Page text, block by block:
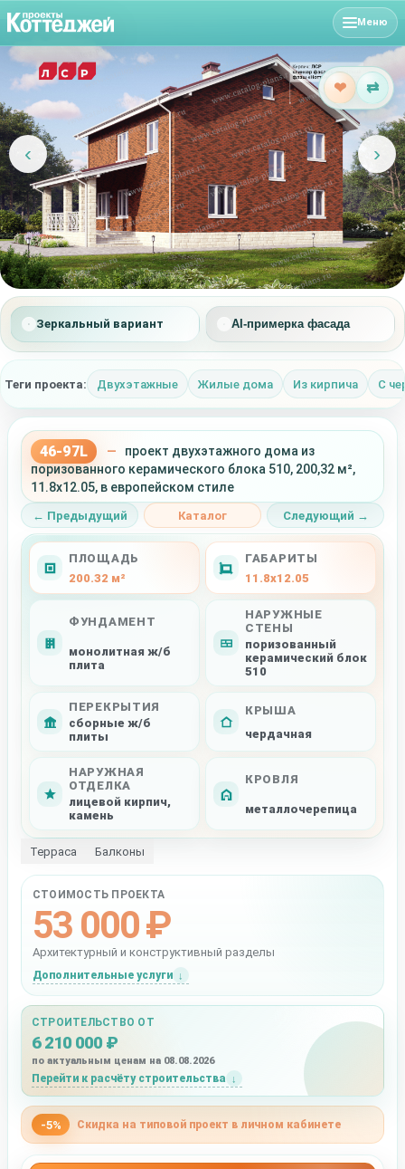
Меню
‹ ›
Зеркальный вариант AI-примерка фасада
Теги проекта: Двухэтажные Жилые дома Из кирпича С
❤ ⇄
46-97L —
проект двухэтажного дома из
поризованного керамического блока 510, 200,32 м²,
11.8x12.05, в европейском стиле
← Предыдущий Каталог Следующий →
ПЛОЩАДЬ
200.32 м²
ГАБАРИТЫ
11.8x12.05
ФУНДАМЕНТ
монолитная ж/б
плита
НАРУЖНЫЕ
СТЕНЫ
поризованный
керамический блок
510
ПЕРЕКРЫТИЯ
сборные ж/б
плиты
КРЫША
чердачная
НАРУЖНАЯ
ОТДЕЛКА
лицевой кирпич,
камень
КРОВЛЯ
металлочерепица
Терраса Балконы
СТОИМОСТЬ ПРОЕКТА
53 000 ₽
Архитектурный и конструктивный разделы
Дополнительные услуги
СТРОИТЕЛЬСТВО ОТ
6 210 000 ₽
по актуальным ценам на 08.08.2026
Перейти к расчёту строительства
-5% Скидка на типовой проект в личном кабинете